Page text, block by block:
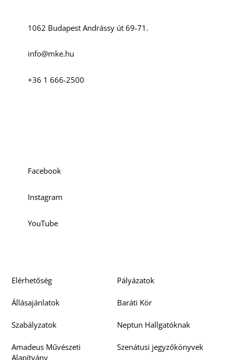
1062 Budapest Andrássy út 69-71.
info@mke.hu
+36 1 666-2500
Facebook
Instagram
YouTube
Elérhetőség Pályázatok
Állásajánlatok Baráti Kör
Szabályzatok Neptun Hallgatóknak
Amadeus Művészeti
Alapítvány
Szenátusi jegyzőkönyvek